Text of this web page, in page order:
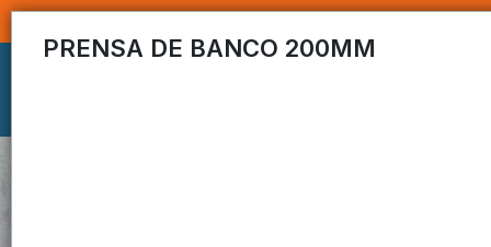
PRENSA DE BANCO 200MM